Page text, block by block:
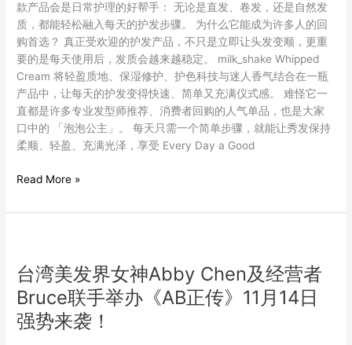
款产品会是日常护理的好帮手： 无论是直发、卷发，还是自然发
质，都能轻松融入每天的护发步骤。 为什么它能成为许多人的回
购首选？ 真正受欢迎的护发产品，不只是立即让头发变顺，更重
要的是每天使用后，发质会越来越稳定。 milk_shake Whipped
Cream 将轻盈质地、保湿修护、护色科技与迷人香气结合在一瓶
产品中，让每天的护发变得快速、简单又充满仪式感。 难怪它一
直都是许多专业发型师推荐、消费者回购的人气单品，也是大家
口中的 「泡泡公主」。 每天只需一个简单步骤，就能让秀发保持
柔顺、轻盈、充满光泽，享受 Every Day a Good
Read More »
台湾美发界女神Abby Chen及经营者
Bruce联手举办《AB正传》11月14日
强势来袭！
美
发
界
女